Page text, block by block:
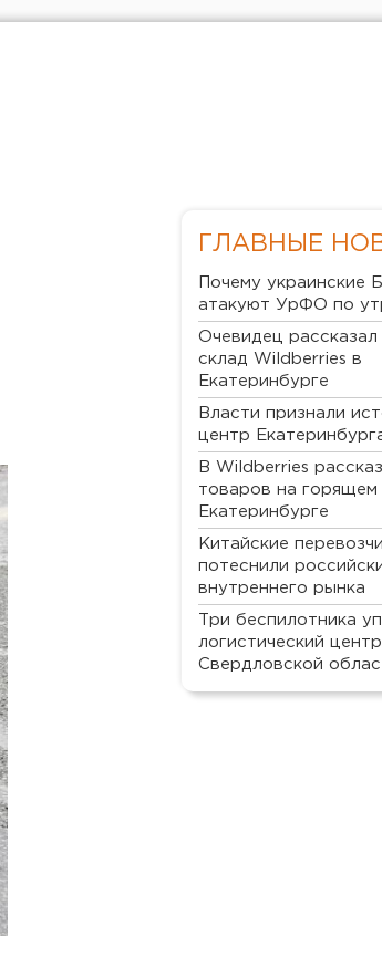
ГЛАВНЫЕ
Почему украинские
атакуют УрФО по
Очевидец рассказал
склад Wildberries в
Екатеринбурге
Власти признали
центр
В Wildberries
товаров на горящем
Екатеринбурге
Китайские
потеснили
внутреннего рынка
Три беспилотника
логистический
Свердловской